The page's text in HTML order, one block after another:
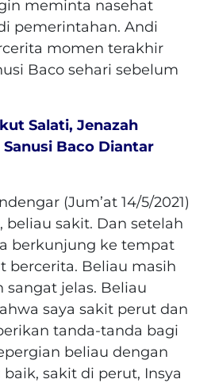
meminta nasehat
pemerintahan. Andi
momen terakhir
Baco sehari sebelum
Salati, Jenazah
Baco Diantar
(Jum’at 14/5/2021)
sakit. Dan setelah
berkunjung ke tempat
bercerita. Beliau masih
sangat jelas. Beliau
saya sakit perut dan
tanda-tanda bagi
beliau dengan
sakit di perut, Insya